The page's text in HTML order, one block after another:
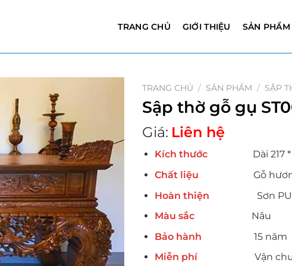
TRANG CHỦ GIỚI THIỆU SẢN PHẨM
TRANG CHỦ / SẢN PHẨM / SẬP
Sập thờ gỗ gụ
Giá: Liên hệ
Kích thước
Dài 217 *
Chất liệu
Gỗ
Hoàn thiện Sơn PU
Màu sắc
Nâu
Bảo hành
15 năm
Miễn phí
Vận chuyển